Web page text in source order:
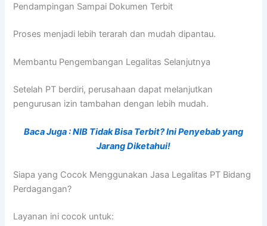
Pendampingan Sampai Dokumen Terbit
Proses menjadi lebih terarah dan mudah dipantau.
Membantu Pengembangan Legalitas Selanjutnya
Setelah PT berdiri, perusahaan dapat melanjutkan
pengurusan izin tambahan dengan lebih mudah.
Baca Juga : NIB Tidak Bisa Terbit? Ini Penyebab yang
Jarang Diketahui!
Siapa yang Cocok Menggunakan Jasa Legalitas PT Bidang
Perdagangan?
Layanan ini cocok untuk: